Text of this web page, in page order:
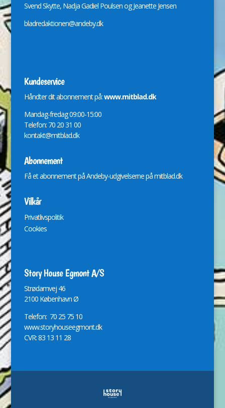
Svend Skytte, Nadja Gadiel Poulsen og Jeanette Jensen
bladredaktionen@andeby.dk
Kundeservice
Håndter dit abonnement på:www.mitblad.dk
Mandag-fredag 09:00-15:00
Telefon: 70 20 31 00
kontakt@mitblad.dk
Abonnement
Få et abonnement på Andeby-udgivelserne påmitblad.dk
Vilkår
Privatlivspolitik
Cookies
Story House Egmont A/S
Strødamvej 46
2100 København Ø
Telefon: 70 25 75 10
www.storyhouseegmont.dk
CVR: 83 13 11 28